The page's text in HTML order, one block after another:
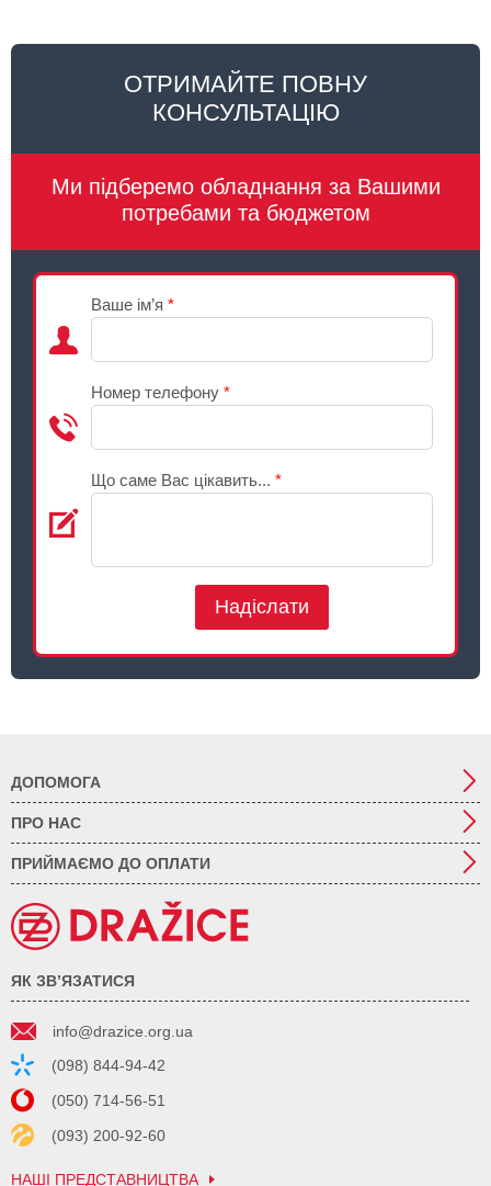
ОТРИМАЙТЕ ПОВНУ
КОНСУЛЬТАЦІЮ
Ми підберемо обладнання за Вашими
потребами та бюджетом
Ваше ім’я *
Номер телефону *
Що саме Вас цікавить... *
Надіслати
ДОПОМОГА
ПРО НАС
ПРИЙМАЄМО ДО ОПЛАТИ
ЯК ЗВ’ЯЗАТИСЯ
info@drazice.org.ua
(098) 844-94-42
(050) 714-56-51
(093) 200-92-60
НАШІ ПРЕДСТАВНИЦТВА